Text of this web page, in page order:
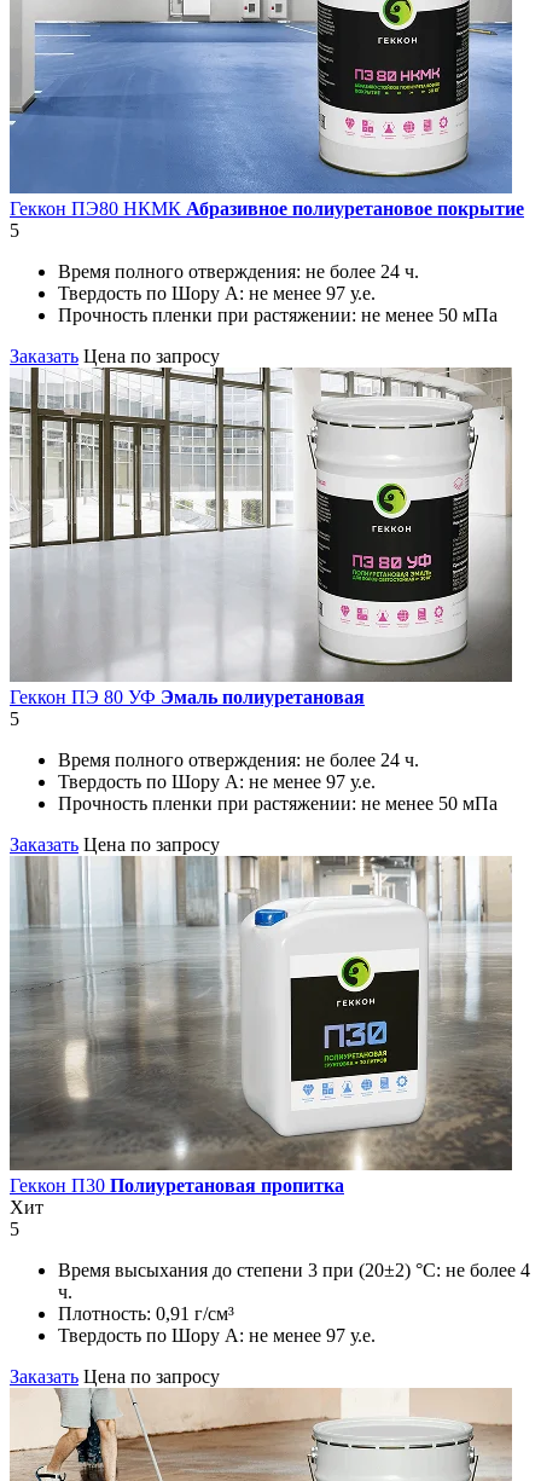
Геккон ПЭ80 НКМК Абразивное полиуретановое покрытие
5
Время полного отверждения: не более 24 ч.
Твердость по Шору А: не менее 97 у.е.
Прочность пленки при растяжении: не менее 50 мПа
Заказать Цена по запросу
Геккон ПЭ 80 УФ Эмаль полиуретановая
5
Время полного отверждения: не более 24 ч.
Твердость по Шору А: не менее 97 у.е.
Прочность пленки при растяжении: не менее 50 мПа
Заказать Цена по запросу
Геккон П30 Полиуретановая пропитка
Хит
5
Время высыхания до степени 3 при (20±2) °С: не более 4
ч.
Плотность: 0,91 г/см³
Твердость по Шору А: не менее 97 у.е.
Заказать Цена по запросу